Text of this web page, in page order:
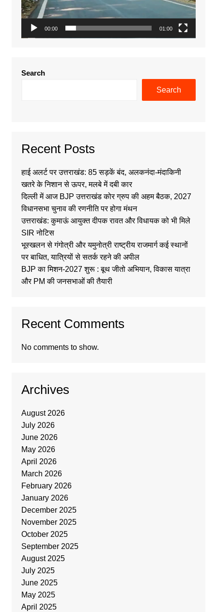
00:00 01:00
Search
Search
Recent Posts
हाई अलर्ट पर उत्तराखंड: 85 सड़कें बंद, अलकनंदा-मंदाकिनी
खतरे के निशान से ऊपर, मलबे में दबी कार
दिल्ली में आज BJP उत्तराखंड कोर ग्रुप की अहम बैठक, 2027
विधानसभा चुनाव की रणनीति पर होगा मंथन
उत्तराखंड: कुमाऊं आयुक्त दीपक रावत और विधायक को भी मिले
SIR नोटिस
भूस्खलन से गंगोत्री और यमुनोत्री राष्ट्रीय राजमार्ग कई स्थानों
पर बाधित, यात्रियों से सतर्क रहने की अपील
BJP का मिशन-2027 शुरू : बूथ जीतो अभियान, विकास यात्रा
और PM की जनसभाओं की तैयारी
Recent Comments
No comments to show.
Archives
August 2026
July 2026
June 2026
May 2026
April 2026
March 2026
February 2026
January 2026
December 2025
November 2025
October 2025
September 2025
August 2025
July 2025
June 2025
May 2025
April 2025